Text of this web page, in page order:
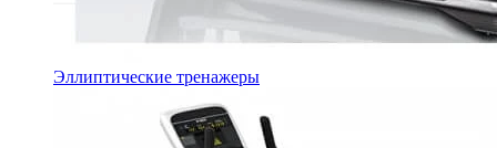
Эллиптические тренажеры